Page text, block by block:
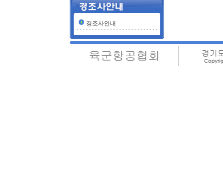
경조사안내